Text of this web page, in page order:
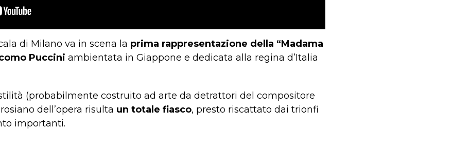
di Milano va in scena la prima rappresentazione della “Madama
Puccini ambientata in Giappone e dedicata alla regina d’Italia
(probabilmente costruito ad arte da detrattori del compositore
dell’opera risulta un totale fiasco, presto riscattato dai trionfi
importanti.